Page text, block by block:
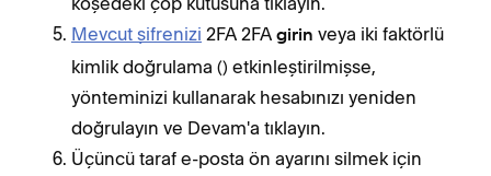
Mevcut şifrenizi 2FA 2FA girin veya iki faktörlü
kimlik doğrulama () etkinleştirilmişse,
yönteminizi kullanarak hesabınızı yeniden
doğrulayın ve Devam'a tıklayın.
Üçüncü taraf e-posta ön ayarını silmek için